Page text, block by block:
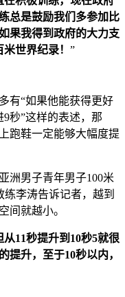
总是鼓励我们多参加比
果我得到政府的大力支
世界纪录！ ”
“如果他能获得更好
秒”这样的表述，那
跑鞋一定能够大幅度提
男子青年男子100米
李涛告诉记者，越到
间就越小。
11秒提升到10秒5就很
提升，至于10秒以内，